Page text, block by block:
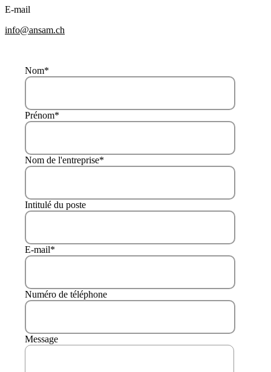
E-mail
info@ansam.ch
Nom*
Prénom*
Nom de l'entreprise*
Intitulé du poste
E-mail*
Numéro de téléphone
Message